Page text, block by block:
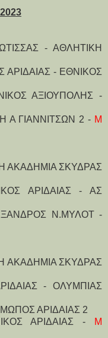
- ΑΘΛΗΤΙΚΗ
ΑΡΙΔΑΙΑΣ - ΕΘΝΙΚΟΣ
ΑΞΙΟΥΠΟΛΗΣ -
Α ΓΙΑΝΝΙΤΣΩΝ 2 - Μ
ΑΚΑΔΗΜΙΑ ΣΚΥΔΡΑΣ
ΑΡΙΔΑΙΑΣ - ΑΣ
Ν.ΜΥΛΟΤ -
ΑΚΑΔΗΜΙΑ ΣΚΥΔΡΑΣ
- ΟΛΥΜΠΙΑΣ
ΑΡΙΔΑΙΑΣ 2
ΑΡΙΔΑΙΑΣ -
Μ